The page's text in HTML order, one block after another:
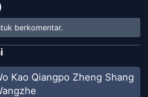
Jul 12, 2022
Jul 6, 2022
berkomentar.
Kao Qiangpo Zheng Shang